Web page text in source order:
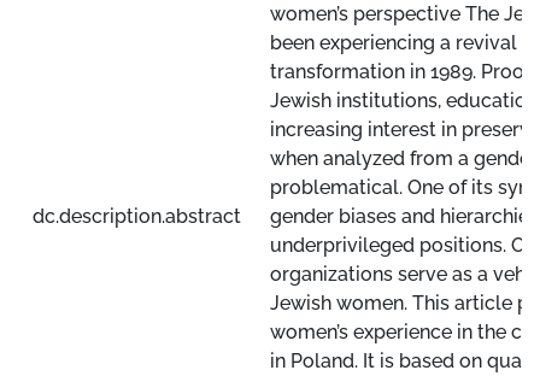
dc.description.abstract
women’s perspective The
been experiencing a revival
transformation in 1989.
Jewish institutions,
increasing interest in
when analyzed from a
problematical. One of its
gender biases and
underprivileged positions.
organizations serve as a
Jewish women. This article
women’s experience in the
in Poland. It is based on